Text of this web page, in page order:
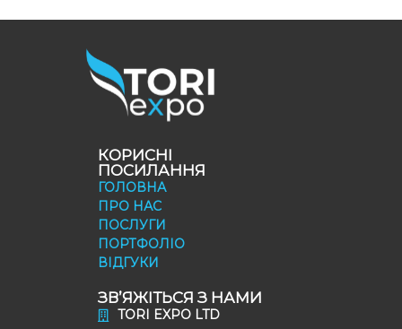
КОРИСНІ
ПОСИЛАННЯ
ГОЛОВНА
ПРО НАС
ПОСЛУГИ
ПОРТФОЛІО
ВІДГУКИ
ЗВ’ЯЖІТЬСЯ З НАМИ
TORI EXPO LTD